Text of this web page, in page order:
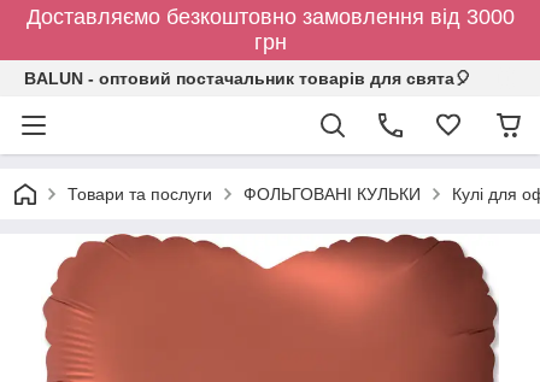
Доставляємо безкоштовно замовлення від 3000
грн
BALUN - оптовий постачальник товарів для свята🎈
Товари та послуги ФОЛЬГОВАНІ КУЛЬКИ Кулі для